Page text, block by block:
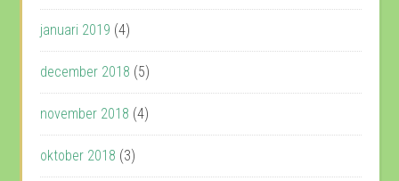
januari 2019 (4)
december 2018 (5)
november 2018 (4)
oktober 2018 (3)